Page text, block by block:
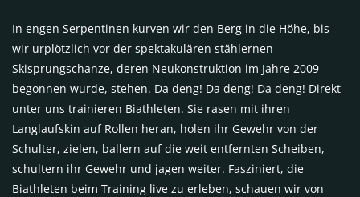
In engen Serpentinen kurven wir den Berg in die Höhe, bis
wir urplötzlich vor der spektakulären stählernen
Skisprungschanze, deren Neukonstruktion im Jahre 2009
begonnen wurde, stehen. Da deng! Da deng! Da deng! Direkt
unter uns trainieren Biathleten. Sie rasen mit ihren
Langlaufskin auf Rollen heran, holen ihr Gewehr von der
Schulter, zielen, ballern auf die weit entfernten Scheiben,
schultern ihr Gewehr und jagen weiter. Fasziniert, die
Biathleten beim Training live zu erleben, schauen wir von